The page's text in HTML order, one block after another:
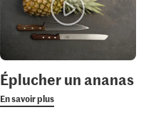
Éplucher un ananas
En savoir plus